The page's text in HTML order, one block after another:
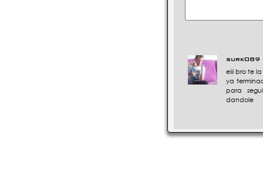
surk089
eiii bro te
ya
para
dandole